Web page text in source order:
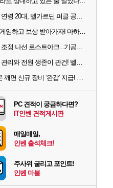
평균 연령 20대, 벨가르딘 퍼클 공대 '영로티'를 만나다
미니게임하고 보상 받아가자! 마하라카 썸머 캠프 할 일은?
후속 조정 나선 로스트아크...기공사, 차원술사 하향
잡기 관리와 전원 생존이 관건! 벨가르딘 유물 칭호 획득방법 정리
2관문 깨면 신규 장비 ‘완갑’ 지급! 그림자 레이드 벨가르딘 공개
PC 견적이 궁금하다면?
IT인벤 견적게시판
매일매일,
인벤 출석체크!
주사위 굴리고 포인트!
인벤 마블